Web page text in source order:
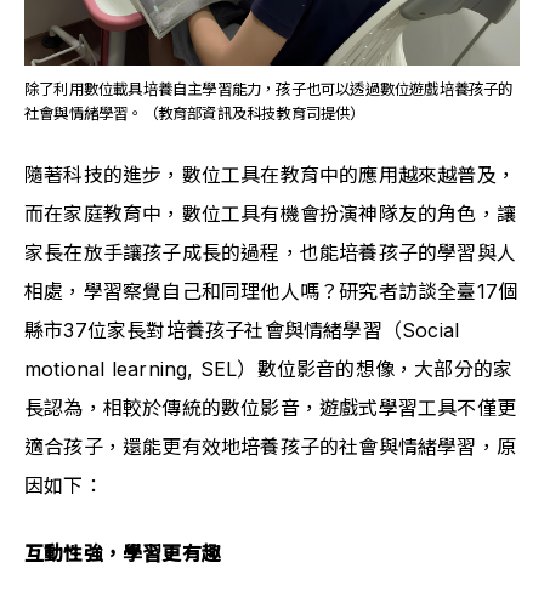
除了利用數位載具培養自主學習能力，孩子也可以透過數位遊戲培養孩子的
社會與情緒學習。（教育部資訊及科技教育司提供）
隨著科技的進步，數位工具在教育中的應用越來越普及，
而在家庭教育中，數位工具有機會扮演神隊友的角色，讓
家長在放手讓孩子成長的過程，也能培養孩子的學習與人
相處，學習察覺自己和同理他人嗎？研究者訪談全臺17個
縣市37位家長對培養孩子社會與情緒學習（Social
motional learning, SEL）數位影音的想像，大部分的家
長認為，相較於傳統的數位影音，遊戲式學習工具不僅更
適合孩子，還能更有效地培養孩子的社會與情緒學習，原
因如下：
互動性強，學習更有趣